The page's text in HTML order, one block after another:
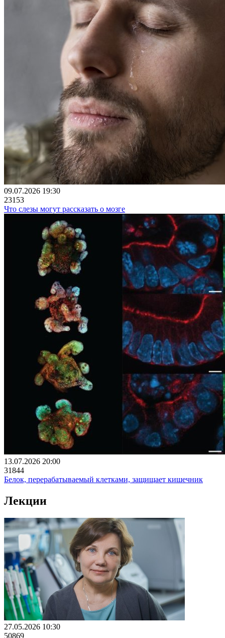
09.07.2026 19:30
23153
Что слезы могут рассказать о мозге
13.07.2026 20:00
31844
Белок, перерабатываемый клетками, защищает кишечник
Лекции
27.05.2026 10:30
50869